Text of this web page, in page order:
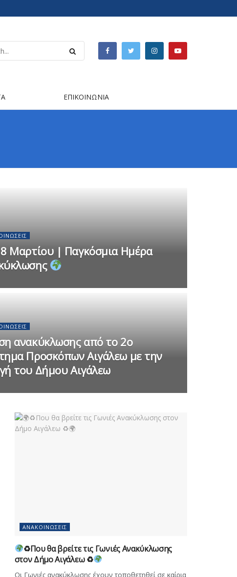
ΕΠΙΚΟΙΝΩΝΙΑ
Μαρτίου | Παγκόσμια Ημέρα
ανακύκλωσης από το 2ο
Προσκόπων Αιγάλεω με την
του Δήμου Αιγάλεω
ΑΝΑΚΟΙΝΏΣΕΙΣ
♻Που θα βρείτε τις Γωνιές Ανακύκλωσης
στον Δήμο Αιγάλεω ♻
Οι Γωνιές ανακύκλωσης έχουν τοποθετηθεί σε καίρια